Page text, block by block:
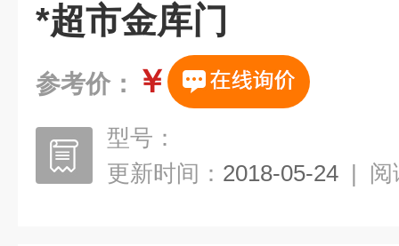
*超市金库门
参考价： ￥
型号：
更新时间： 2018-05-24 | 阅